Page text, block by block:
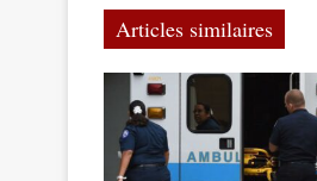
Articles similaires